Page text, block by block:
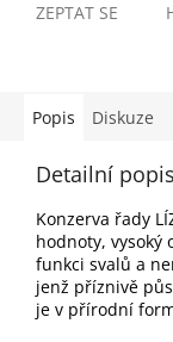
ZEPTAT SE
Popis Diskuze
Detailní
Konzerva řady
hodnoty, vysoký
funkci svalů a
jenž příznivě
je v přírodní